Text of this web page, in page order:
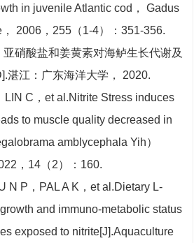
in juvenile Atlantic cod， Gadus
2006，255（1-4）：351-356.
亚硝酸盐和姜黄素对海鲈生长代谢及
湛江：广东海洋大学， 2020.
LIN C，et al.Nitrite Stress induces
to muscle quality decreased in
amblycephala Yih）
，14（2）：160.
N P，PAL A K，et al.Dietary L-
and immuno-metabolic status
exposed to nitrite[J].Aquaculture